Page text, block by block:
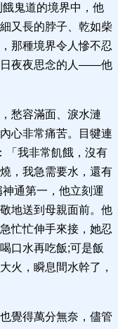
鬼道的境界中，他
又長的脖子、乾如柴
那種境界令人慘不忍
日夜夜思念的人——他
愁容滿面、淚水漣
心非常痛苦。目犍連
「我非常飢餓，沒有
，我急需要水，還有
通第一，他立刻運
地送到母親面前。他
忙忙伸手來接，她忍
口水再吃飯;可是飯
火，瞬息間水幹了，
覺得萬分無奈，儘管